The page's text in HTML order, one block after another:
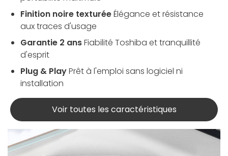
Finition noire texturéeÉlégance et résistance
aux traces d'usage
Garantie 2 ansFiabilité Toshiba et tranquillité
d'esprit
Plug & PlayPrêt à l'emploi sans logiciel ni
installation
Voir toutes les caractéristiques